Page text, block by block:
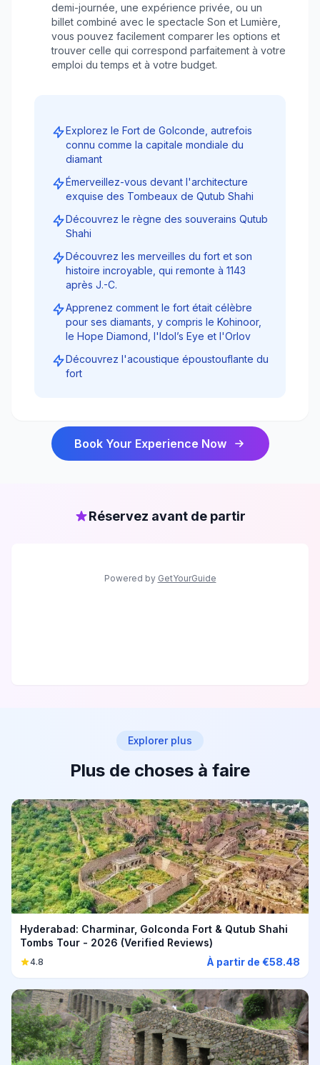
demi-journée, une expérience privée, ou un
billet combiné avec le spectacle Son et Lumière,
vous pouvez facilement comparer les options et
trouver celle qui correspond parfaitement à votre
emploi du temps et à votre budget.
Explorez le Fort de Golconde, autrefois
connu comme la capitale mondiale du
diamant
Émerveillez-vous devant l'architecture
exquise des Tombeaux de Qutub Shahi
Découvrez le règne des souverains Qutub
Shahi
Découvrez les merveilles du fort et son
histoire incroyable, qui remonte à 1143
après J.-C.
Apprenez comment le fort était célèbre
pour ses diamants, y compris le Kohinoor,
le Hope Diamond, l'Idol’s Eye et l'Orlov
Découvrez l'acoustique époustouflante du
fort
Book Your Experience Now
Réservez avant de partir
Powered by GetYourGuide
Explorer plus
Plus de choses à faire
Hyderabad: Charminar, Golconda Fort & Qutub Shahi
Tombs Tour - 2026 (Verified Reviews)
4.8 À partir de €58.48